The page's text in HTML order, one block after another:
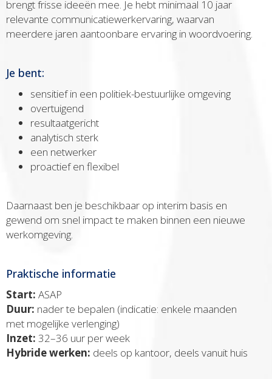
brengt frisse ideeën mee. Je hebt minimaal 10 jaar
relevante communicatiewerkervaring, waarvan
meerdere jaren aantoonbare ervaring in woordvoering.
Je bent:
sensitief in een politiek-bestuurlijke omgeving
overtuigend
resultaatgericht
analytisch sterk
een netwerker
proactief en flexibel
Daarnaast ben je beschikbaar op interim basis en
gewend om snel impact te maken binnen een nieuwe
werkomgeving.
Praktische informatie
Start: ASAP
Duur: nader te bepalen (indicatie: enkele maanden
met mogelijke verlenging)
Inzet: 32–36 uur per week
Hybride werken: deels op kantoor, deels vanuit huis